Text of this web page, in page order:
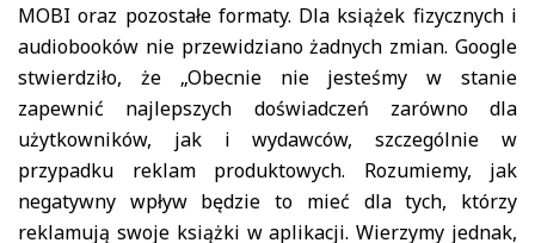
MOBI oraz pozostałe formaty. Dla książek fizycznych i
audiobooków nie przewidziano żadnych zmian. Google
stwierdziło, że „Obecnie nie jesteśmy w stanie
zapewnić najlepszych doświadczeń zarówno dla
użytkowników, jak i wydawców, szczególnie w
przypadku reklam produktowych. Rozumiemy, jak
negatywny wpływ będzie to mieć dla tych, którzy
reklamują swoje książki w aplikacji. Wierzymy jednak,